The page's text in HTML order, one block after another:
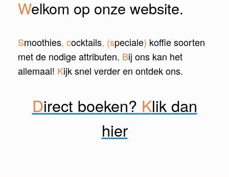
Welkom op onze website.
Smoothies, cocktails, (speciale) koffie soorten
met de nodige attributen. Bij ons kan het
allemaal! Kijk snel verder en ontdek ons.
Direct boeken? Klik dan
hier